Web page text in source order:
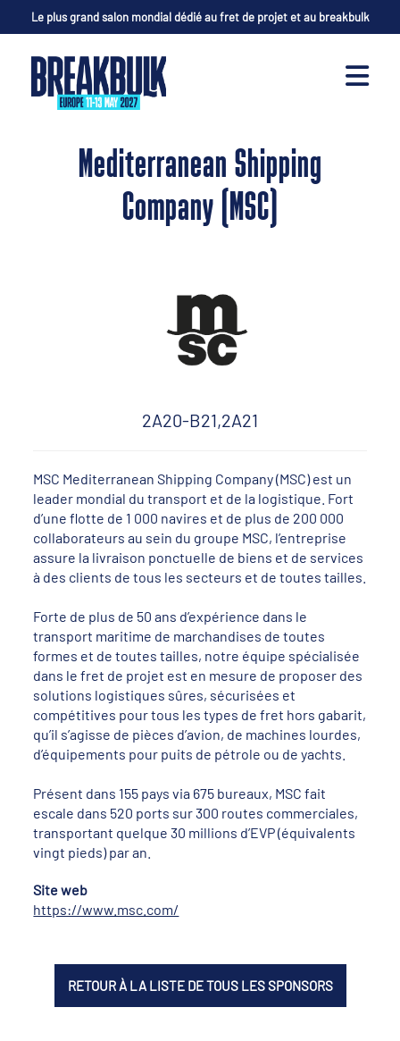
Le plus grand salon mondial dédié au fret de projet et au breakbulk
Mediterranean Shipping
Company (MSC)
2A20-B21,2A21
MSC Mediterranean Shipping Company (MSC) est un
leader mondial du transport et de la logistique. Fort
d’une flotte de 1 000 navires et de plus de 200 000
collaborateurs au sein du groupe MSC, l’entreprise
assure la livraison ponctuelle de biens et de services
à des clients de tous les secteurs et de toutes tailles.
Forte de plus de 50 ans d’expérience dans le
transport maritime de marchandises de toutes
formes et de toutes tailles, notre équipe spécialisée
dans le fret de projet est en mesure de proposer des
solutions logistiques sûres, sécurisées et
compétitives pour tous les types de fret hors gabarit,
qu’il s’agisse de pièces d’avion, de machines lourdes,
d’équipements pour puits de pétrole ou de yachts.
Présent dans 155 pays via 675 bureaux, MSC fait
escale dans 520 ports sur 300 routes commerciales,
transportant quelque 30 millions d’EVP (équivalents
vingt pieds) par an.
Site web
https://www.msc.com/
RETOUR À LA LISTE DE TOUS LES SPONSORS